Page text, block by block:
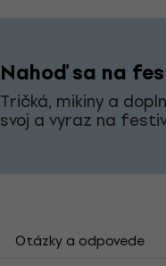
Nahoď sa na
Tričká, mikiny a
svoj a vyraz na
Otázky a odpovede